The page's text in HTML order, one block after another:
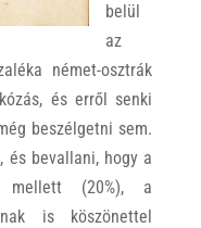
belül
az
német-osztrák
és erről senki
beszélgetni sem.
és bevallani, hogy a
mellett (20%), a
is köszönettel